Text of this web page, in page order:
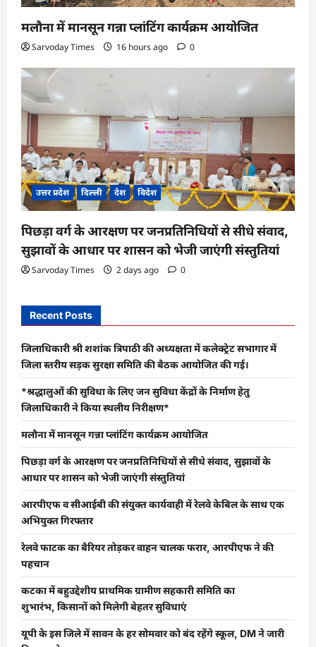
मलौना में मानसून गन्ना प्लांटिंग कार्यक्रम आयोजित
Sarvoday Times 16 hours ago 0
उत्तर प्रदेश दिल्ली देश विदेश
पिछड़ा वर्ग के आरक्षण पर जनप्रतिनिधियों से सीधे संवाद,
सुझावों के आधार पर शासन को भेजी जाएंगी संस्तुतियां
Sarvoday Times 2 days ago 0
Recent Posts
जिलाधिकारी श्री शशांक त्रिपाठी की अध्यक्षता में कलेक्ट्रेट सभागार में
जिला स्तरीय सड़क सुरक्षा समिति की बैठक आयोजित की गई।
*श्रद्धालुओं की सुविधा के लिए जन सुविधा केंद्रों के निर्माण हेतु
जिलाधिकारी ने किया स्थलीय निरीक्षण*
मलौना में मानसून गन्ना प्लांटिंग कार्यक्रम आयोजित
पिछड़ा वर्ग के आरक्षण पर जनप्रतिनिधियों से सीधे संवाद, सुझावों के
आधार पर शासन को भेजी जाएंगी संस्तुतियां
आरपीएफ व सीआईबी की संयुक्त कार्यवाही में रेलवे केबिल के साथ एक
अभियुक्त गिरफ्तार
रेलवे फाटक का बैरियर तोड़कर वाहन चालक फरार, आरपीएफ ने की
पहचान
कटका में बहुउद्देशीय प्राथमिक ग्रामीण सहकारी समिति का
शुभारंभ, किसानों को मिलेगी बेहतर सुविधाएं
यूपी के इस जिले में सावन के हर सोमवार को बंद रहेंगे स्कूल, DM ने जारी